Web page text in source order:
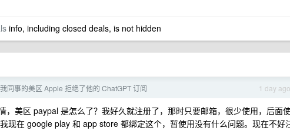
info, including closed deals, is not hidden
1 day ago
我同事的美区 Apple 拒绝了他的 ChatGPT 订阅
，美区 paypal 是怎么了？我好久就注册了，那时只要邮箱，很少使用，后面
现在 google play 和 app store 都绑定这个，暂使用没有什么问题。现在不好